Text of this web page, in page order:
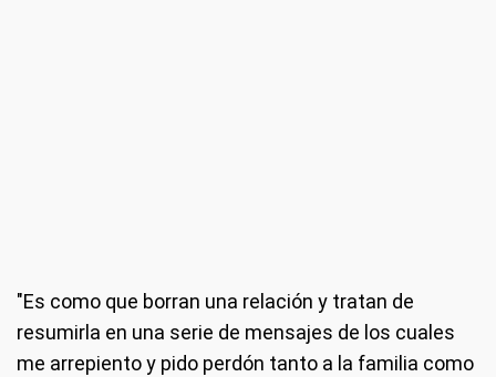
"Es como que borran una relación y tratan de
resumirla en una serie de mensajes de los cuales
me arrepiento y pido perdón tanto a la familia como